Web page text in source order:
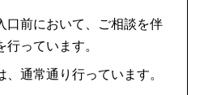
口前において、ご相談を伴
っています。
、通常通り行っています。